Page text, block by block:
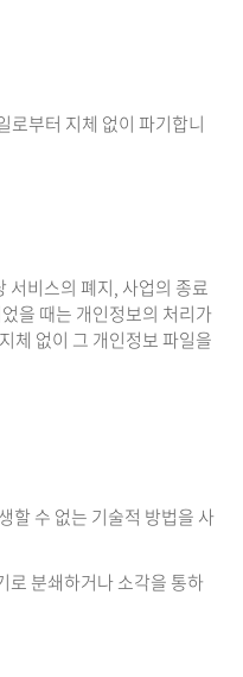
로부터 지체 없이 파기합니
서비스의 폐지, 사업의 종료
을 때는 개인정보의 처리가
체 없이 그 개인정보 파일을
할 수 없는 기술적 방법을 사
로 분쇄하거나 소각을 통하